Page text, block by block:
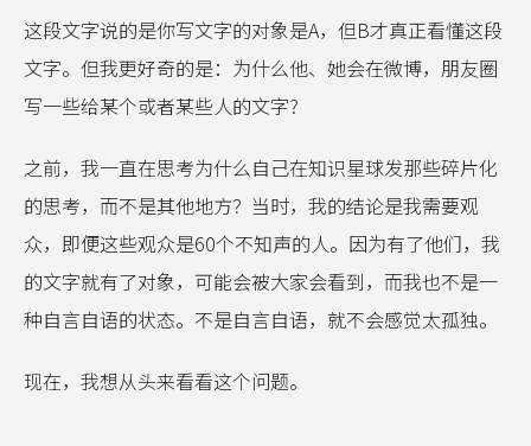
这段文字说的是你写文字的对象是A，但B才真正看懂这段
文字。但我更好奇的是：为什么他、她会在微博，朋友圈
写一些给某个或者某些人的文字?
之前，我一直在思考为什么自己在知识星球发那些碎片化
的思考，而不是其他地方？当时，我的结论是我需要观
众，即便这些观众是60个不知声的人。因为有了他们，我
的文字就有了对象，可能会被大家会看到，而我也不是一
种自言自语的状态。不是自言自语，就不会感觉太孤独。
现在，我想从头来看看这个问题。